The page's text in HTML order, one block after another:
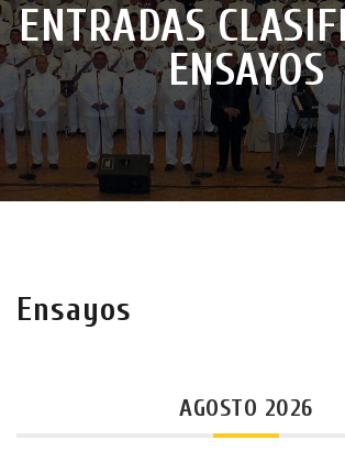
ENTRADAS
ENSAYOS
Ensayos
AGOSTO 2026